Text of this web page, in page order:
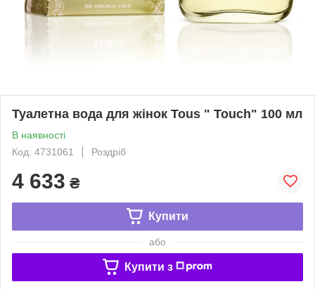
Туалетна вода для жінок Tous " Touch" 100 мл
В наявності
Код: 4731061
Роздріб
4 633 ₴
Купити
або
Купити з